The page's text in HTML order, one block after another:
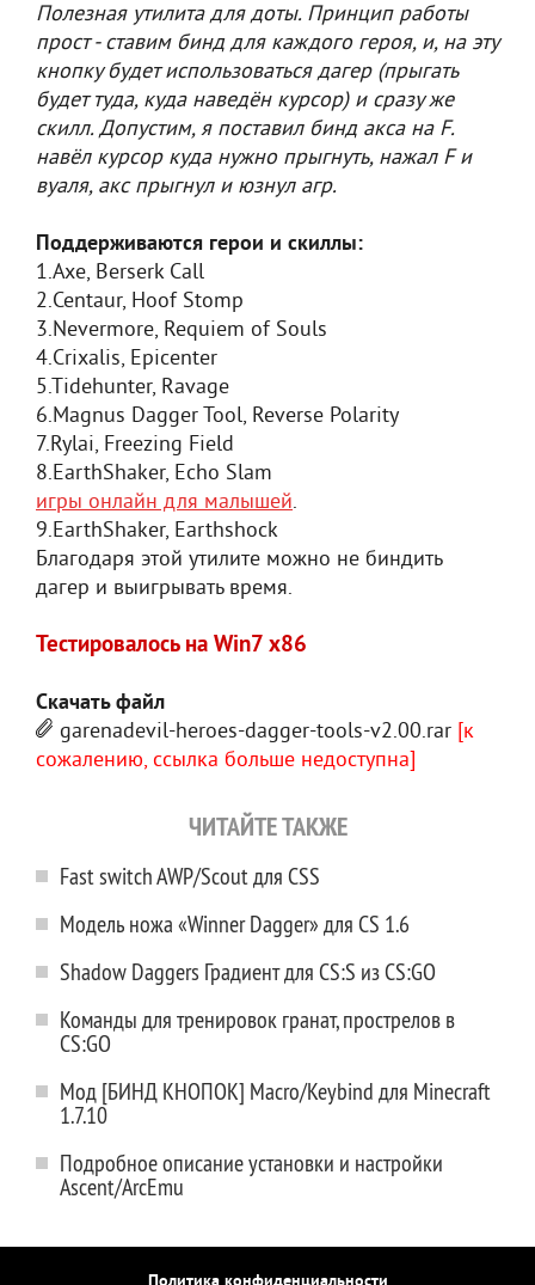
Полезная утилита для доты. Принцип работы
прост - ставим бинд для каждого героя, и, на эту
кнопку будет использоваться дагер (прыгать
будет туда, куда наведён курсор) и сразу же
скилл. Допустим, я поставил бинд акса на F.
навёл курсор куда нужно прыгнуть, нажал F и
вуаля, акс прыгнул и юзнул агр.
Поддерживаются герои и скиллы:
1.Axe, Berserk Call
2.Centaur, Hoof Stomp
3.Nevermore, Requiem of Souls
4.Crixalis, Epicenter
5.Tidehunter, Ravage
6.Magnus Dagger Tool, Reverse Polarity
7.Rylai, Freezing Field
8.EarthShaker, Echo Slam
игры онлайн для малышей.
9.EarthShaker, Earthshock
Благодаря этой утилите можно не биндить
дагер и выигрывать время.
Тестировалось на Win7 x86
Скачать файл
garenadevil-heroes-dagger-tools-v2.00.rar [к
сожалению, ссылка больше недоступна]
ЧИТАЙТЕ ТАКЖЕ
Fast switch AWP/Scout для CSS
Модель ножа «Winner Dagger» для CS 1.6
Shadow Daggers Градиент для CS:S из CS:GO
Команды для тренировок гранат, прострелов в
CS:GO
Мод [БИНД КНОПОК] Macro/Keybind для Minecraft
1.7.10
Подробное описание установки и настройки
Ascent/ArcEmu